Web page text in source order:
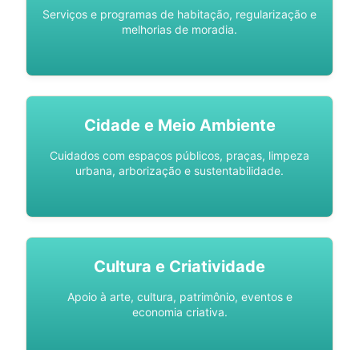
Serviços e programas de habitação, regularização e
melhorias de moradia.
Cidade e Meio Ambiente
Cuidados com espaços públicos, praças, limpeza
urbana, arborização e sustentabilidade.
Cultura e Criatividade
Apoio à arte, cultura, patrimônio, eventos e
economia criativa.